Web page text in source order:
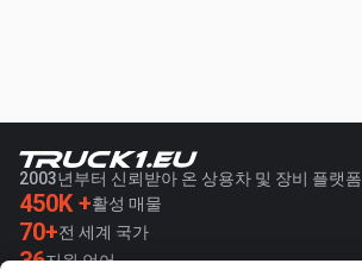
2003년부터 신뢰받아 온 상용차 및 장비 플랫폼
450K +활성 매물
70+전 세계 국가
36지원 언어